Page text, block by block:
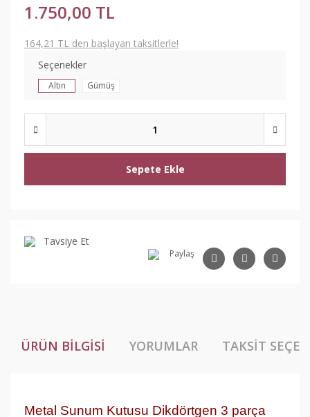
1.750,00 TL
164,21 TL den başlayan taksitlerle!
Seçenekler
Altın Gümüş
Sepete Ekle
Tavsiye Et
Paylaş
ÜRÜN BILGISI YORUMLAR TAKSIT
Metal Sunum Kutusu Dikdörtgen 3 parça